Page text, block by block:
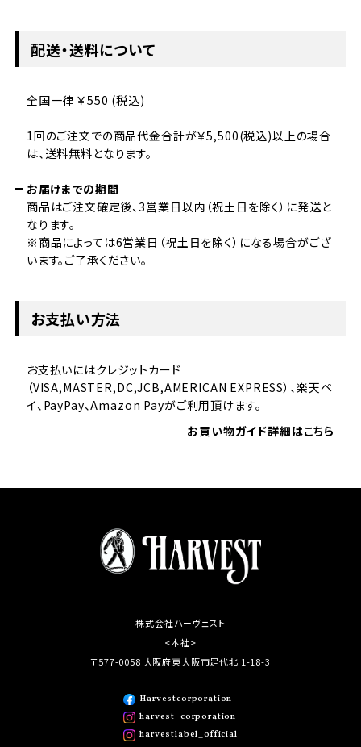
配送・送料について
全国一律 ￥550 (税込)
1回のご注文での商品代金合計が￥5,500(税込)以上の場合
は、送料無料となります。
お届けまでの期間
商品はご注文確定後、3営業日以内（祝土日を除く）に発送と
なります。
※商品によっては6営業日（祝土日を除く）になる場合がござ
います。ご了承ください。
お支払い方法
お支払いにはクレジットカード
（VISA,MASTER,DC,JCB,AMERICAN EXPRESS）、楽天ペ
イ、PayPay、Amazon Payがご利用頂けます。
お買い物ガイド詳細はこちら
株式会社ハーヴェスト
<本社>
〒577-0058 大阪府東大阪市足代北 1-18-3
Harvestcorporation
harvest_corporation
harvestlabel_official